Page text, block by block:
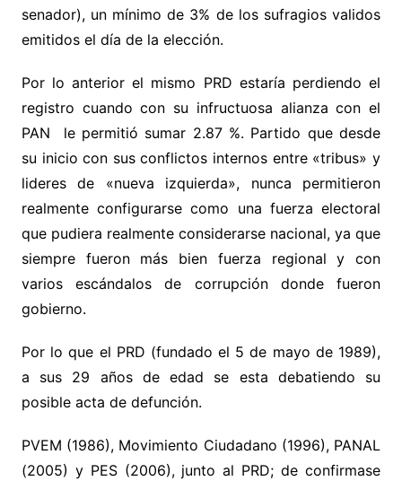
senador), un mínimo de 3% de los sufragios validos
emitidos el día de la elección.
Por lo anterior el mismo PRD estaría perdiendo el
registro cuando con su infructuosa alianza con el
PAN le permitió sumar 2.87 %. Partido que desde
su inicio con sus conflictos internos entre «tribus» y
lideres de «nueva izquierda», nunca permitieron
realmente configurarse como una fuerza electoral
que pudiera realmente considerarse nacional, ya que
siempre fueron más bien fuerza regional y con
varios escándalos de corrupción donde fueron
gobierno.
Por lo que el PRD (fundado el 5 de mayo de 1989),
a sus 29 años de edad se esta debatiendo su
posible acta de defunción.
PVEM (1986), Movimiento Ciudadano (1996), PANAL
(2005) y PES (2006), junto al PRD; de confirmase